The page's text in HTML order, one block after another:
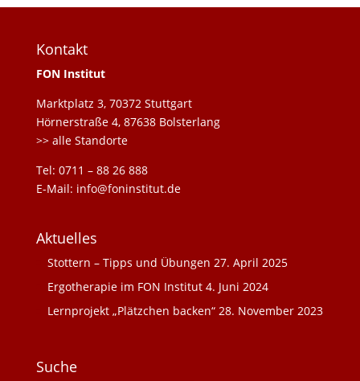
Kontakt
FON Institut
Marktplatz 3, 70372 Stuttgart
Hörnerstraße 4, 87638 Bolsterlang
>> alle Standorte
Tel: 0711 – 88 26 888
E-Mail: info@foninstitut.de
Aktuelles
Stottern – Tipps und Übungen 27. April 2025
Ergotherapie im FON Institut 4. Juni 2024
Lernprojekt „Plätzchen backen“ 28. November 2023
Suche